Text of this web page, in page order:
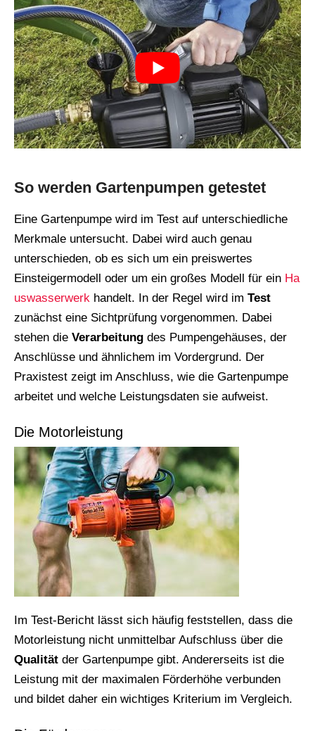
So werden Gartenpumpen getestet
Eine Gartenpumpe wird im Test auf unterschiedliche
Merkmale untersucht. Dabei wird auch genau
unterschieden, ob es sich um ein preiswertes
Einsteigermodell oder um ein großes Modell für ein Ha
uswasserwerk handelt. In der Regel wird im Test
zunächst eine Sichtprüfung vorgenommen. Dabei
stehen die Verarbeitung des Pumpengehäuses, der
Anschlüsse und ähnlichem im Vordergrund. Der
Praxistest zeigt im Anschluss, wie die Gartenpumpe
arbeitet und welche Leistungsdaten sie aufweist.
Die Motorleistung
Im Test-Bericht lässt sich häufig feststellen, dass die
Motorleistung nicht unmittelbar Aufschluss über die
Qualität der Gartenpumpe gibt. Andererseits ist die
Leistung mit der maximalen Förderhöhe verbunden
und bildet daher ein wichtiges Kriterium im Vergleich.